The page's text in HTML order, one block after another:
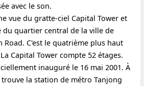
avec le son.
vue du gratte-ciel Capital Tower et
quartier central de la ville de
Road. C'est le quatrième plus haut
Capital Tower compte 52 étages.
inauguré le 16 mai 2001. À
la station de métro Tanjong